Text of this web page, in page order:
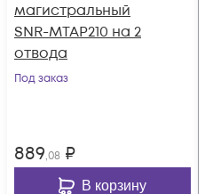
магистральный
SNR-MTAP210 на 2
отвода
Под заказ
889,08 ₽
В корзину